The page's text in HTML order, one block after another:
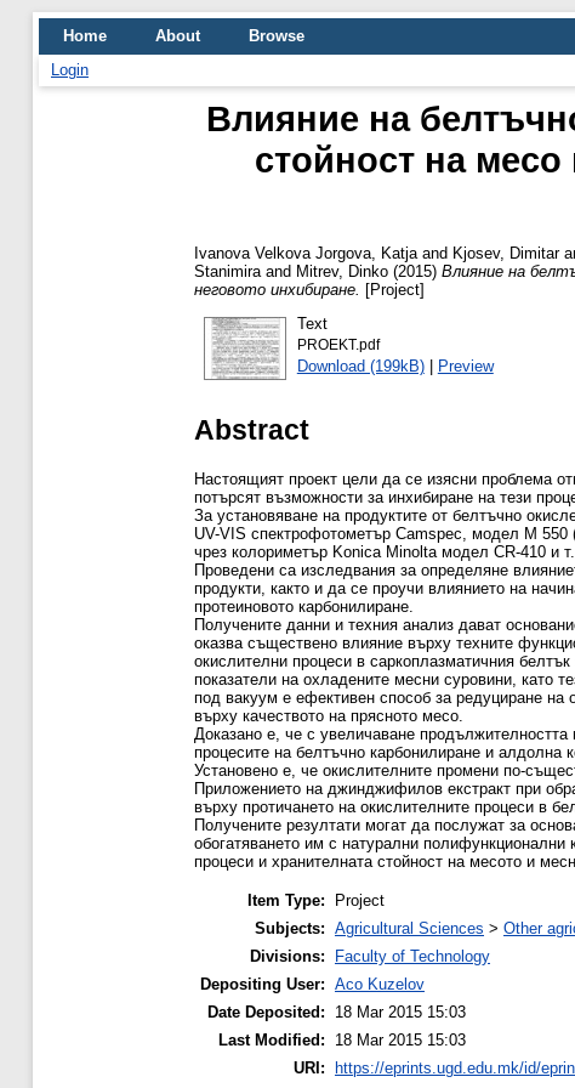
Home About
Browse
Login
Влияние на
стойност на
Ivanova Velkova Jorgova, Katja and Kjosev, Dimitar
Stanimira and Mitrev, Dinko (2015) Влияние на
неговото инхибиране.
[Project]
Text
PROEKT.pdf
Download (199kB)| Preview
Abstract
Настоящият проект цели да се изясни проблема
потърсят възможности за инхибиране на тези
За установяване на продуктите от белтъчно
UV-VIS спектрофотометър Camspec, модел M 550
чрез колориметър Konica Minolta модел CR-410 и
Проведени са изследвания за определяне
продукти, както и да се проучи влиянието на
протеиновото карбонилиране.
Получените данни и техния анализ дават
оказва съществено влияние върху техните
окислителни процеси в саркоплазматичния
показатели на охладените месни суровини, като
под вакуум е ефективен способ за редуциране на
върху качеството на прясното месо.
Доказано е, че с увеличаване
процесите на белтъчно карбонилиране и алдолна
Установено е, че окислителните промени по-
Приложението на джинджифилов екстракт при
върху протичането на окислителните процеси в
Получените резултати могат да послужат за
обогатяването им с натурални
процеси и хранителната стойност на месото и
Item Type:
Project
Subjects: Agricultural Sciences > Other
Divisions:
Faculty of Technology
Depositing User: Aco Kuzelov
Date Deposited:
18 Mar 2015 15:03
Last Modified:
18 Mar 2015 15:03
URI:
https://eprints.ugd.edu.mk/id/